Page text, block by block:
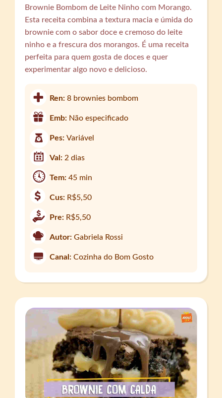
Brownie Bombom de Leite Ninho com Morango.
Esta receita combina a textura macia e úmida do
brownie com o sabor doce e cremoso do leite
ninho e a frescura dos morangos. É uma receita
perfeita para quem gosta de doces e quer
experimentar algo novo e delicioso.
Ren:8 brownies bombom
Emb: Não especificado
Pes:Variável
Val:2 dias
Tem:45 min
Cus: R$5,50
Pre: R$5,50
Autor: Gabriela Rossi
Canal: Cozinha do Bom Gosto